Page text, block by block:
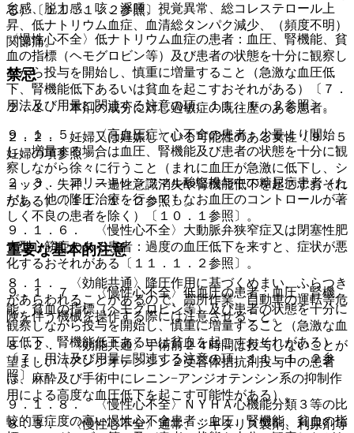
る）〔１１．１．２参照〕。
〈慢性心不全〉低ナトリウム血症の患者：血圧、腎機能、貧
血の指標（ヘモグロビン等）及び患者の状態を十分に観察し
ながら投与を開始し、慎重に増量すること（急激な血圧低
下、腎機能低下あるいは貧血を起こすおそれがある）〔７．
用法及び用量に関連する注意の項、１１．１．２参照〕。
９．１．５． 〈高血圧症〉心不全の患者：少量より開始
し、増量する場合は血圧、腎機能及び患者の状態を十分に観
察しながら徐々に行うこと（まれに血圧が急激に低下し、シ
ョック、失神、一過性意識消失や腎機能低下を起こすおそれ
がある）〔１１．１．２参照〕。
９．１．６． 〈慢性心不全〉大動脈弁狭窄症又は閉塞性肥
大型心筋症のある患者：過度の血圧低下を来すと、症状が悪
化するおそれがある〔１１．１．２参照〕。
９．１．７． 〈慢性心不全〉低血圧の患者：血圧、腎機
能、貧血の指標（ヘモグロビン等）及び患者の状態を十分に
観察しながら投与を開始し、慎重に増量すること（急激な血
圧低下、腎機能低下あるいは貧血を起こすおそれがある）
〔７．用法及び用量に関連する注意の項、１１．１．２参
照〕。
９．１．８． 〈慢性心不全〉ＮＹＨＡ心機能分類３等の比
較的重症度の高い慢性心不全患者：血圧、腎機能、貧血の指
怠感、脱力感、咳、浮腫、視覚異常、総コレステロール上
昇、低ナトリウム血症、血清総タンパク減少、（頻度不明）
関節痛。
禁忌
２．１． 本剤の成分に対し過敏症の既往歴のある患者。
２．２． 妊婦又は妊娠している可能性のある女性〔９．５
妊婦の項参照〕。
２．３． アリスキレンフマル酸塩投与中の糖尿病患者（た
だし、他の降圧治療を行ってもなお血圧のコントロールが著
しく不良の患者を除く）〔１０．１参照〕。
重要な基本的注意
８．１． 〈効能共通〉降圧作用に基づくめまい、ふらつき
があらわれることがあるので、高所作業、自動車の運転等危
険を伴う機械を操作する際には注意させること。
８．２． 〈効能共通〉手術前２４時間は投与しないことが
望ましい（アンジオテンシン２受容体拮抗剤投与中の患者
は、麻酔及び手術中にレニン−アンジオテンシン系の抑制作
用による高度な血圧低下を起こす可能性がある）。
８．３． 〈慢性心不全〉通常、ジギタリス製剤、利尿剤等